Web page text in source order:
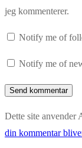
jeg kommenterer.
Notify me of
Notify me of
Dette site anvender
din kommentar